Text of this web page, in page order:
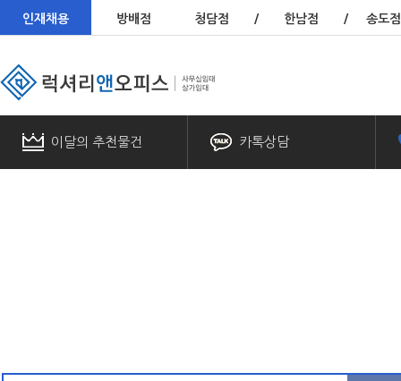
인재채용 방배점 청담점 / 한남점 / 송도점
이달의 추천물건 카톡상담